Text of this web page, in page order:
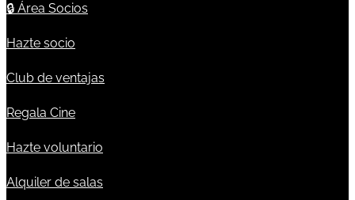
🔒 Área Socios
Hazte socio
Club de ventajas
Regala Cine
Hazte voluntario
Alquiler de salas